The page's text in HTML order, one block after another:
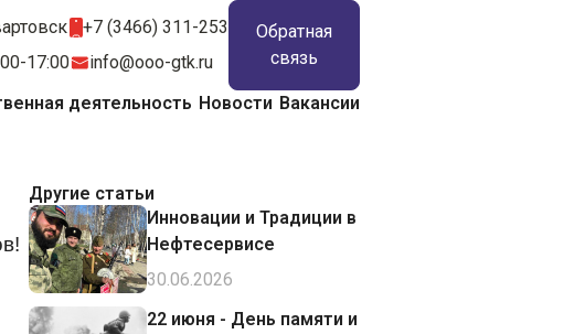
+7 (3466) 311-253
17:00
info@ooo-gtk.ru
Обратная
связь
деятельность Новости Вакансии
Другие статьи
Инновации и Традиции в
Нефтесервисе
30.06.2026
22 июня - День памяти и